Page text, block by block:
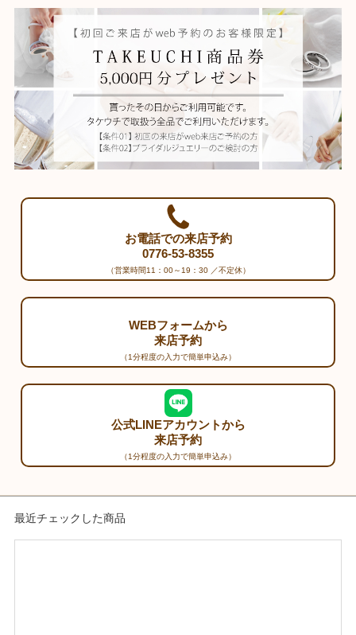
お電話での来店予約
0776-53-8355
（営業時間11：00～19：30 ／不定休）
WEBフォームから
来店予約
（1分程度の入力で簡単申込み）
公式LINEアカウントから
来店予約
（1分程度の入力で簡単申込み）
最近チェックした商品